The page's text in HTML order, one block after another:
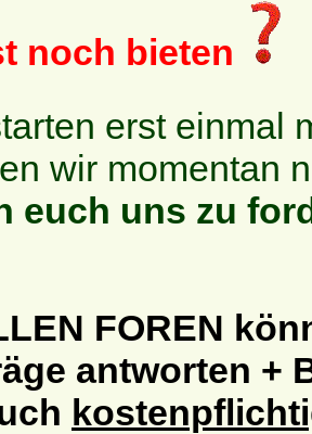
noch bieten
erst einmal
wir momentan
euch uns zu
FOREN
antworten +